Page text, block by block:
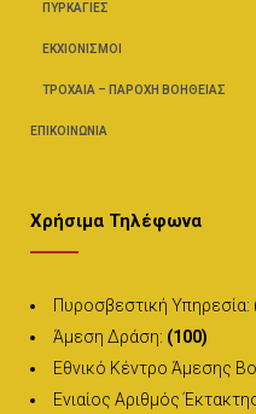
ΠΥΡΚΑΓΙΈΣ
ΕΚΧΙΟΝΙΣΜΟΊ
ΤΡΟΧΑΊΑ – ΠΑΡΟΧΉ ΒΟΗΘΕΊΑΣ
ΕΠΙΚΟΙΝΩΝΊΑ
Χρήσιμα Τηλέφωνα
Πυροσβεστική Υπηρεσία:
Άμεση Δράση: (100)
Εθνικό Κέντρο Άμεσης
Ενιαίος Αριθμός